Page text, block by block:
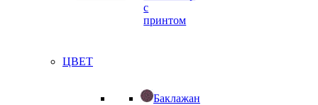
с
принтом
ЦВЕТ
Баклажан